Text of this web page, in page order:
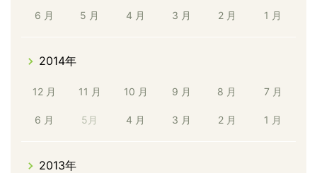
6 月 5 月 4 月 3 月 2 月 1 月
2014年
12 月 11 月 10 月 9 月 8 月 7 月
6 月 5月 4 月 3 月 2 月 1 月
2013年